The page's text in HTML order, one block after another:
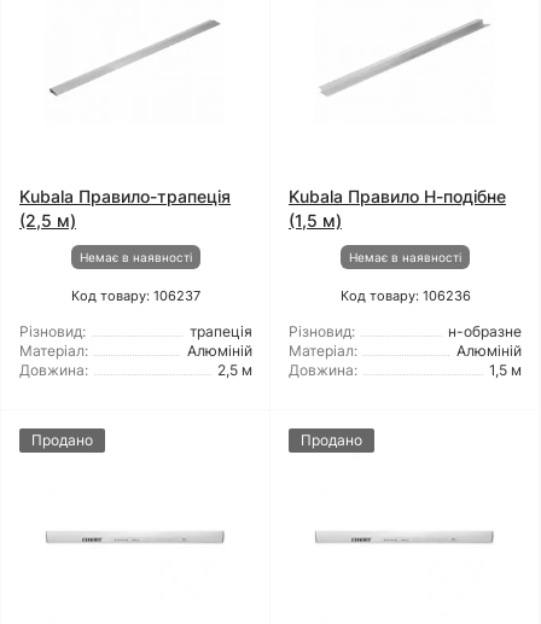
Kubala Правило-трапеція
(2,5 м)
Немає в наявності
Код товару: 106237
Різновид:
трапеція
Матеріал:
Алюміній
Довжина:
2,5 м
Kubala Правило Н-подібне
(1,5 м)
Немає в наявності
Код товару: 106236
Різновид:
н-образне
Матеріал:
Алюміній
Довжина:
1,5 м
Продано Продано